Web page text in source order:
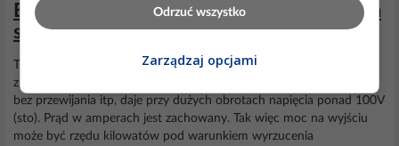
Elektrownia Wiatrowa budowa domowym
sposobem cz.1 (Archiwum)
Tu teoretyk (na razie) budowy siłowni wiatrowej. Czytałem, z czym
zgadzam się teoretycznie, że
bez przewijania itp, daje przy dużych obrotach napięcia ponad 100V
(sto). Prąd w amperach jest zachowany. Tak więc moc na wyjściu
może być rzędu kilowatów pod warunkiem wyrzucenia
Odrzuć wszystko
Zarządzaj opcjami